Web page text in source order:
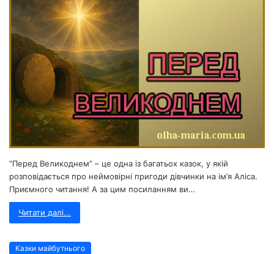
“Перед Великоднем” – це одна із багатьох казок, у якій
розповідається про неймовірні пригоди дівчинки на ім’я Аліса.
Приємного читання! А за цим посиланням ви…
Читати далі...
Казки майбутнього